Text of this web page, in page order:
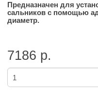
Предназначен для
сальников с помощью
диаметр.
7186 р.